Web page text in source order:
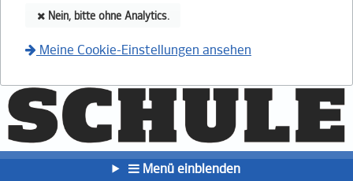
Nein, bitte ohne Analytics.
Meine Cookie-Einstellungen ansehen
Menü einblenden